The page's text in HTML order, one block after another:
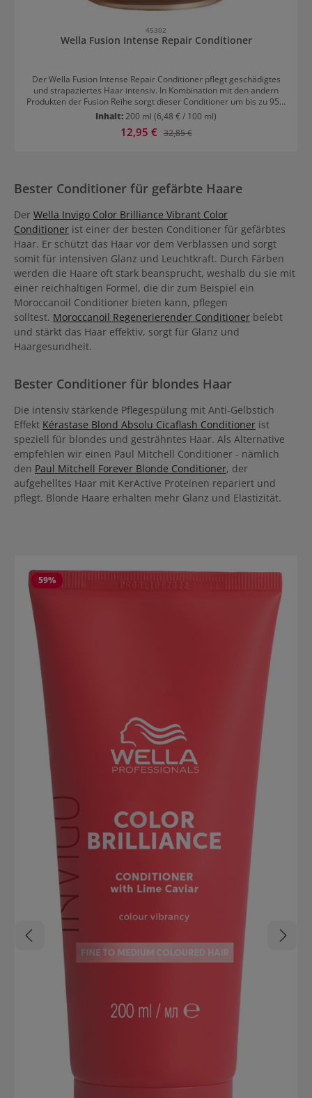
45302
Wella Fusion Intense Repair Conditioner
Der Wella Fusion Intense Repair Conditioner pflegt geschädigtes
und strapaziertes Haar intensiv. In Kombination mit den andern
Produkten der Fusion Reihe sorgt dieser Conditioner um bis zu 95%
mehr Widerstandsfähigkeit gegen Bruch und bietet Schutz für das
beanspruchte Haar. Die Silksteel Formel ist von Spinnenseide
inspiriert. Sie ist eine der stärksten Fasern in der Natur.Die
Inhalt:200 ml (6,48 € / 100 ml)
Verkaufspreis:
12,95 € Regulärer Preis:
32,85 €
Bester Conditioner für gefärbte Haare
Der Wella Invigo Color Brilliance Vibrant Color
Conditioner ist einer der besten Conditioner für gefärbtes
Haar. Er schützt das Haar vor dem Verblassen und sorgt
somit für intensiven Glanz und Leuchtkraft. Durch Färben
werden die Haare oft stark beansprucht, weshalb du sie mit
einer reichhaltigen Formel, die dir zum Beispiel ein
Moroccanoil Conditioner bieten kann, pflegen
solltest. Moroccanoil Regenerierender Conditioner belebt
und stärkt das Haar effektiv, sorgt für Glanz und
Haargesundheit.
Bester Conditioner für blondes Haar
Die intensiv stärkende Pflegespülung mit Anti-Gelbstich
Effekt Kérastase Blond Absolu Cicaflash Conditioner ist
speziell für blondes und gesträhntes Haar. Als Alternative
empfehlen wir einen Paul Mitchell Conditioner - nämlich
den Paul Mitchell Forever Blonde Conditioner, der
aufgehelltes Haar mit KerActive Proteinen repariert und
pflegt. Blonde Haare erhalten mehr Glanz und Elastizität.
59%